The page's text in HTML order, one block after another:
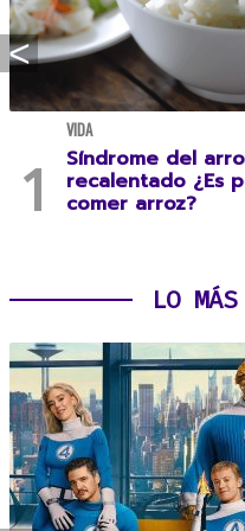
VIDA
Síndrome del
recalentado ¿Es
comer arroz?
LO MÁS